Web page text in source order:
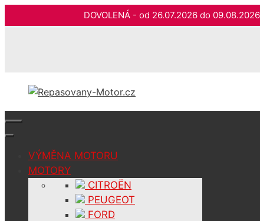
DOVOLENÁ - od 26.07.2026 do
VÝMĚNA MOTORU
MOTORY
CITROËN
PEUGEOT
FORD